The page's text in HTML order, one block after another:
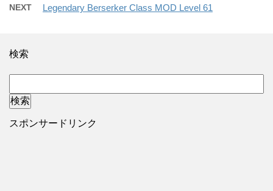
NEXT Legendary Berserker Class MOD Level 61
検索
スポンサードリンク